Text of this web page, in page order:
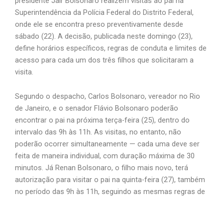
Superintendência da Polícia Federal do Distrito Federal,
onde ele se encontra preso preventivamente desde
sábado (22). A decisão, publicada neste domingo (23),
define horários específicos, regras de conduta e limites de
acesso para cada um dos três filhos que solicitaram a
visita.
Segundo o despacho, Carlos Bolsonaro, vereador no Rio
de Janeiro, e o senador Flávio Bolsonaro poderão
encontrar o pai na próxima terça-feira (25), dentro do
intervalo das 9h às 11h. As visitas, no entanto, não
poderão ocorrer simultaneamente — cada uma deve ser
feita de maneira individual, com duração máxima de 30
minutos. Já Renan Bolsonaro, o filho mais novo, terá
autorização para visitar o pai na quinta-feira (27), também
no período das 9h às 11h, seguindo as mesmas regras de